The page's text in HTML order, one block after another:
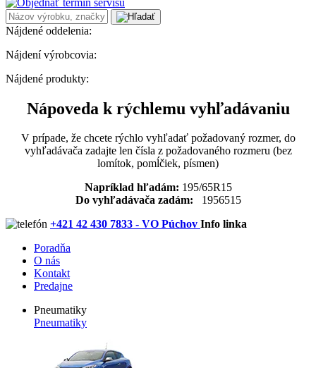
Nájdené oddelenia:
Nájdení výrobcovia:
Nájdené produkty:
Nápoveda k rýchlemu vyhľadávaniu
V prípade, že chcete rýchlo vyhľadať požadovaný rozmer, do
vyhľadávača zadajte len čísla z požadovaného rozmeru (bez
lomítok, pomĺčiek, písmen)
Napríklad hľadám: 195/65R15
Do vyhľadávača zadám: 1956515
+421 42 430 7833 - VO Púchov Info linka
Poradňa
O nás
Kontakt
Predajne
Pneumatiky
Pneumatiky